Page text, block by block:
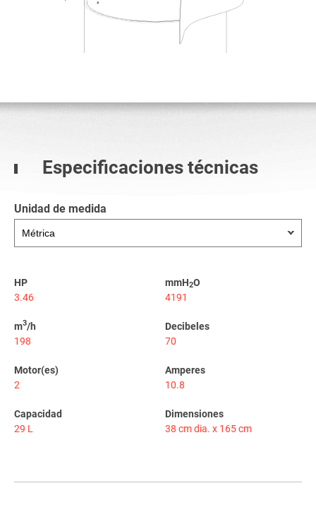
Especificaciones técnicas
Unidad de medida
HP
3.46
mmH2O
4191
m3/h
198
Decibeles
70
Motor(es)
2
Amperes
10.8
Capacidad
29 L
Dimensiones
38 cm dia. x 165 cm